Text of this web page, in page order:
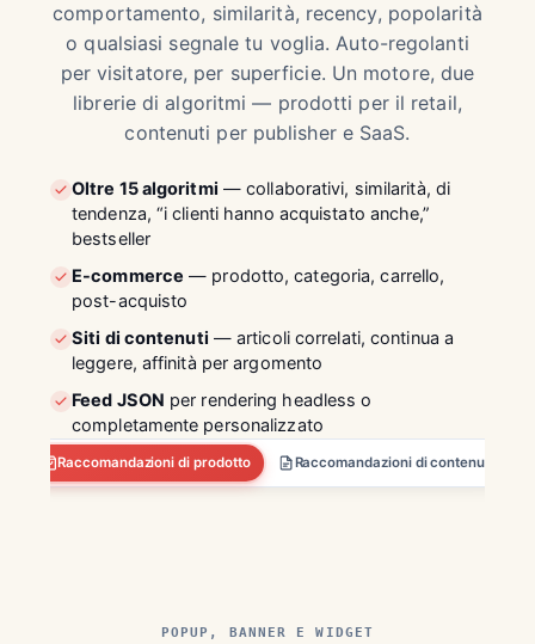
Raccomandazioni di prodotto Raccomandazioni di contenuti
comportamento, similarità, recency, popolarità
o qualsiasi segnale tu voglia. Auto-regolanti
per visitatore, per superficie. Un motore, due
librerie di algoritmi — prodotti per il retail,
contenuti per publisher e SaaS.
Oltre 15 algoritmi — collaborativi, similarità, di
tendenza, “i clienti hanno acquistato anche,”
bestseller
E-commerce — prodotto, categoria, carrello,
post-acquisto
Siti di contenuti — articoli correlati, continua a
leggere, affinità per argomento
Feed JSON per rendering headless o
completamente personalizzato
POPUP, BANNER E WIDGET